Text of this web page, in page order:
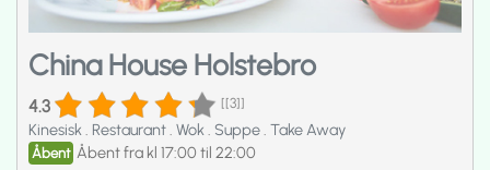
China House Holstebro
4.3 [[3]]
Kinesisk. Restaurant. Wok. Suppe. Take Away
Åbent Åbent fra kl 17:00 til 22:00